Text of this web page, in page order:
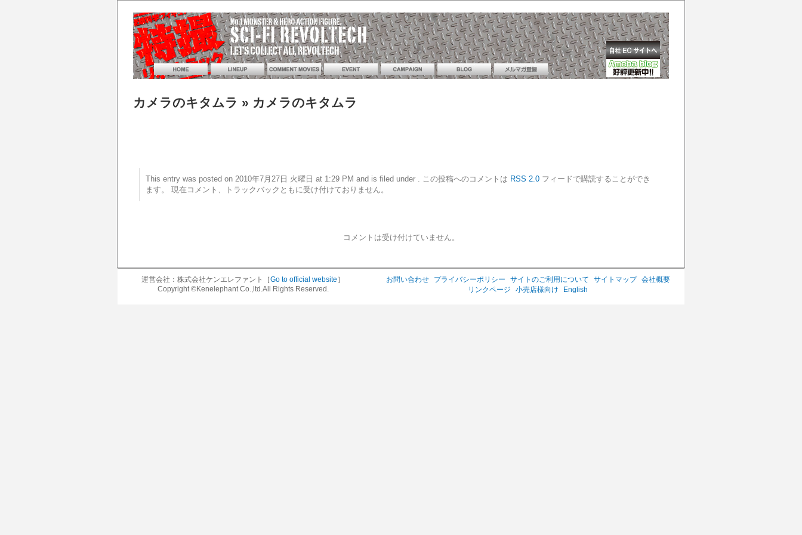
カメラのキタムラ » カメラのキタムラ
This entry was posted on 2010年7月27日 火曜日 at 1:29 PM and is filed under . この投稿へのコメントは RSS 2.0 フィードで購読することができ
ます。 現在コメント、トラックバックともに受け付けておりません。
コメントは受け付けていません。
運営会社：株式会社ケンエレファント［Go to official website ］
Copyright ©Kenelephant Co.,ltd.All Rights Reserved.
お問い合わせ プライバシーポリシー サイトのご利用について サイトマップ
会社概要
リンクページ
小売店様向け English